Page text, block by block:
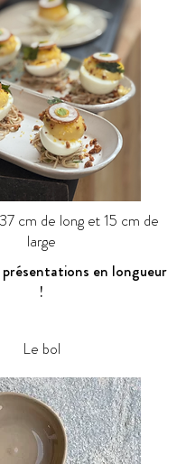
cm de long et 15 cm de
large
en longueur
!
Le bol